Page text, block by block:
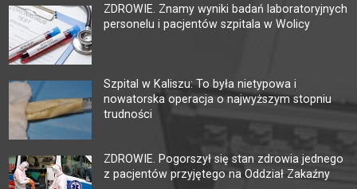
ZDROWIE. Znamy wyniki badań laboratoryjnych
personelu i pacjentów szpitala w Wolicy
Szpital w Kaliszu: To była nietypowa i
nowatorska operacja o najwyższym stopniu
trudności
ZDROWIE. Pogorszył się stan zdrowia jednego
z pacjentów przyjętego na Oddział Zakaźny